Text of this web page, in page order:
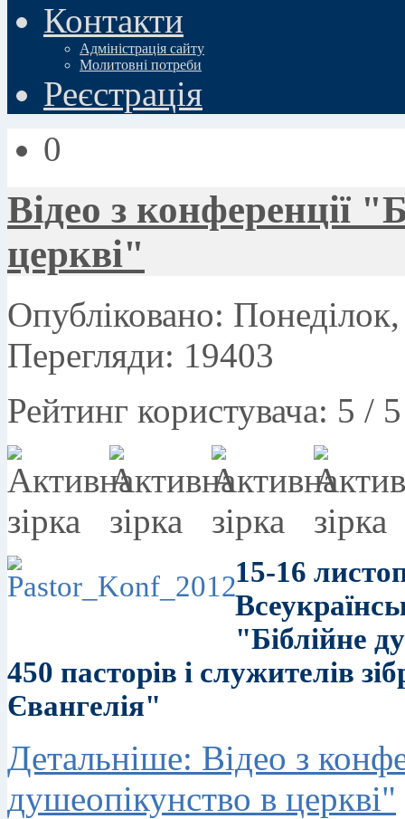
Контакти
Адміністрація сайту
Молитовні потреби
Реєстрація
0
Відео з конференції
церкві"
Опубліковано:
Перегляди: 19403
Рейтинг користувача: 5 / 5
15-16
"Біблійне
450 пасторів і служителів
Євангелія"
Детальніше: Відео з
душеопікунство в церкві"